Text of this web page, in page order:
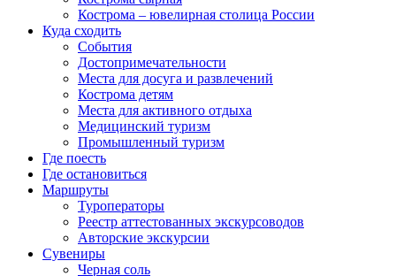
Кострома – ювелирная столица России
Куда сходить
События
Достопримечательности
Места для досуга и развлечений
Кострома детям
Места для активного отдыха
Медицинский туризм
Промышленный туризм
Где поесть
Где остановиться
Маршруты
Туроператоры
Реестр аттестованных экскурсоводов
Авторские экскурсии
Сувениры
Черная соль